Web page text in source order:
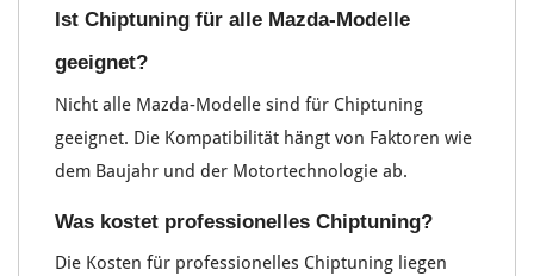
Ist Chiptuning für alle Mazda-Modelle
geeignet?
Nicht alle Mazda-Modelle sind für Chiptuning
geeignet. Die Kompatibilität hängt von Faktoren wie
dem Baujahr und der Motortechnologie ab.
Was kostet professionelles Chiptuning?
Die Kosten für professionelles Chiptuning liegen